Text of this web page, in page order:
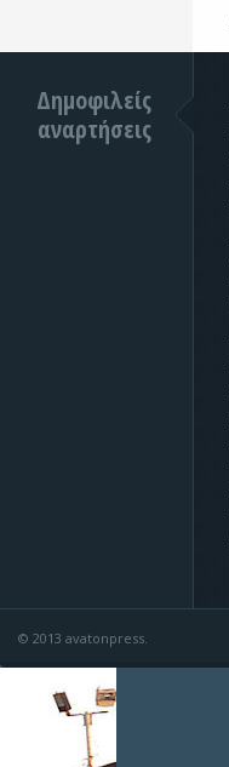
Δημοφιλείς
αναρτήσεις
© 2013 avatonpress.